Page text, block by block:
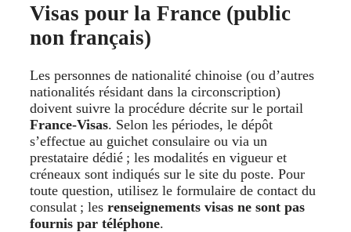
Visas pour la France (public
non français)
Les personnes de nationalité chinoise (ou d’autres
nationalités résidant dans la circonscription)
doivent suivre la procédure décrite sur le portail
France-Visas. Selon les périodes, le dépôt
s’effectue au guichet consulaire ou via un
prestataire dédié ; les modalités en vigueur et
créneaux sont indiqués sur le site du poste. Pour
toute question, utilisez le formulaire de contact du
consulat ; les renseignements visas ne sont pas
fournis par téléphone.